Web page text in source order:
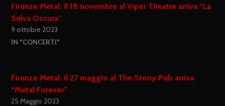
Firenze Metal: il 18 novembre al Viper Theatre arriva “La
Selva Oscura”
9 ottobre 2023
IN "CONCERTI"
Firenze Metal: il 27 maggio al The Stony Pub arriva
“Metal Forever”
25 Maggio 2023